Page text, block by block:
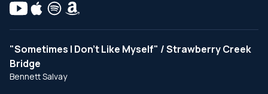
"Sometimes I Don't Like Myself" / Strawberry Creek
Bridge
Bennett Salvay